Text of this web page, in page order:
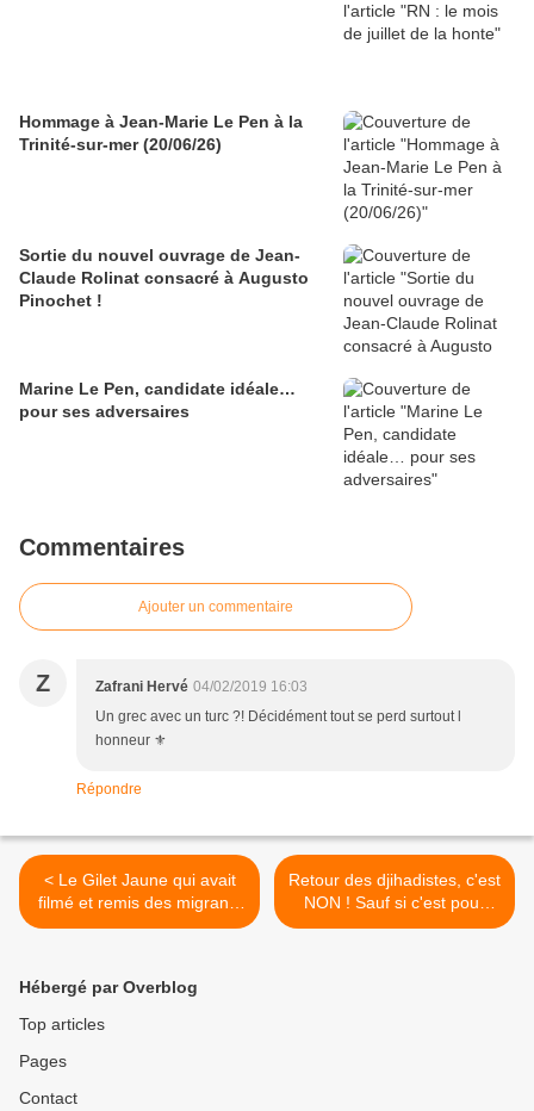
Hommage à Jean-Marie Le Pen à la
Trinité-sur-mer (20/06/26)
Sortie du nouvel ouvrage de Jean-
Claude Rolinat consacré à Augusto
Pinochet !
Marine Le Pen, candidate idéale…
pour ses adversaires
Commentaires
Ajouter un commentaire
Z Zafrani Hervé 04/02/2019 16:03
Un grec avec un turc ?! Décidément tout se perd surtout l
honneur ⚜️
Répondre
< Le Gilet Jaune qui avait
filmé et remis des migrants
à la police a perdu son
Retour des djihadistes, c'est
NON ! Sauf si c'est pour
leur mettre 12 balles dans
Hébergé par Overblog
Top articles
Pages
Contact